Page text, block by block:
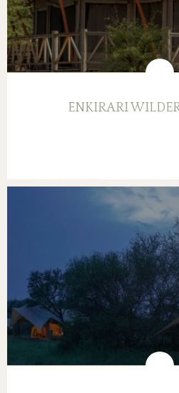
ENKIRARI